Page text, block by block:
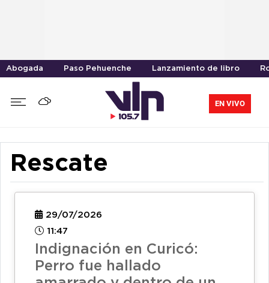
Abogada Paso Pehuenche Lanzamiento de libro
EN VIVO
Rescate
29/07/2026
11:47
Indignación en Curicó:
Perro fue hallado